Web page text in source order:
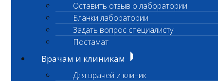
Оставить отзыв о лаборатории
Бланки лаборатории
Задать вопрос специалисту
Постамат
Врачам и клиникам
Для врачей и клиник